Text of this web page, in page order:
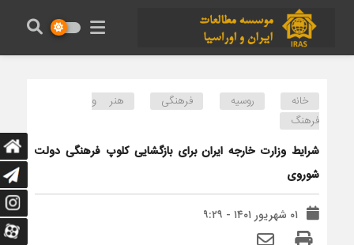
خانه روسیه فرهنگی
هنر و
فرهنگ
شرایط وزارت خارجه ایران برای بازگشایی کلوپ فرهنگی دولت
شوروی
۰۱ شهریور ۱۴۰۱ - ۹:۲۹